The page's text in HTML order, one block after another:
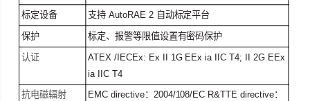
标定设备 支持 AutoRAE 2 自动标定平台
保护 标定、报警等限值设置有密码保护
认证
ATEX /IECEx: Ex II 1G EEx ia IIC T4; II 2G EEx
ia IIC T4
抗电磁辐射 EMC directive：2004/108/EC R&TTE directive：